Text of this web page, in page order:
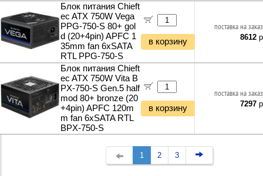
Блок питания Chieft
ec ATX 750W Vega
PPG-750-S 80+ gol
d (20+4pin) APFC 1
35mm fan 6xSATA
RTL PPG-750-S
в корзину
поставка на
8612
Блок питания Chieft
ec ATX 750W Vita B
PX-750-S Gen.5 half
mod 80+ bronze (20
+4pin) APFC 120m
m fan 6xSATA RTL
BPX-750-S
в корзину
поставка на
7297
1 2 3